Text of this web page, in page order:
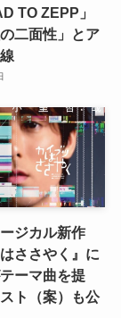
TO ZEPP」
二面性」とア
ジカル新作
はささやく』に
ーマ曲を提
ト（案）も公